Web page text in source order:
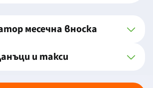
месечна вноска
и такси